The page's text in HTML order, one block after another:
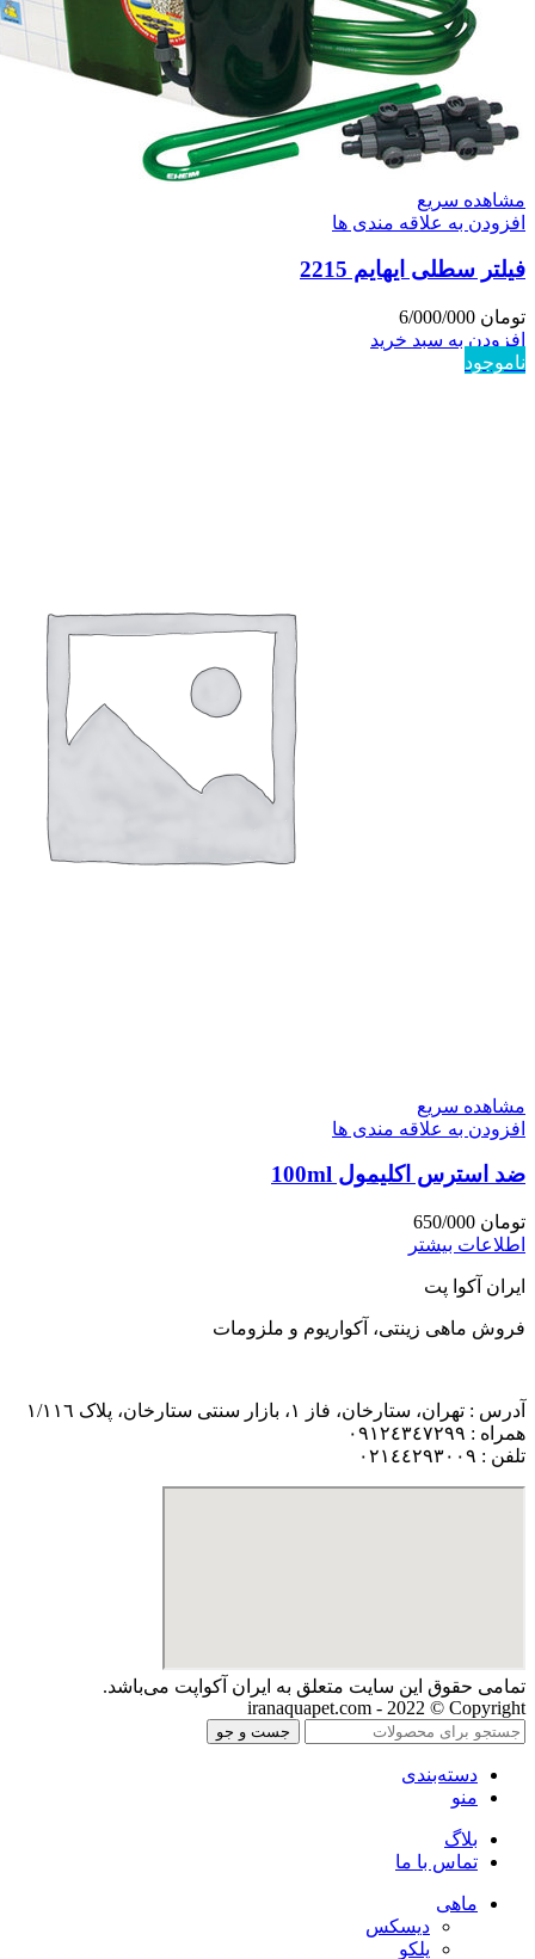
مشاهده سریع
افزودن به علاقه مندی ها
فیلتر سطلی ایهایم 2215
تومان
افزودن به سبد خرید
ناموجود
مشاهده سریع
افزودن به علاقه مندی ها
ضد استرس اکلیمول 100ml
تومان
اطلاعات بیشتر
ایران آکوا پت
فروش ماهی زینتی، آکواریوم و ملزومات
آدرس : تهران، ستارخان، فاز ١، بازار سنتی ستارخان، پلاک ١/١١٦
همراه : ٠٩١٢٤٣٤٧٢٩٩
تلفن : ٠٢١٤٤٢٩٣٠٠٩
تمامی حقوق اين سايت متعلق به ایران آکواپت می‌باشد.
iranaquapet.com - 2022 © Copyright
جست و جو
دسته‌بندی
منو
بلاگ
تماس با ما
ماهی
دیسکس
پلکو